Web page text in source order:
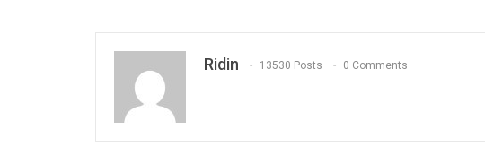
Ridin 13530 Posts 0 Comments